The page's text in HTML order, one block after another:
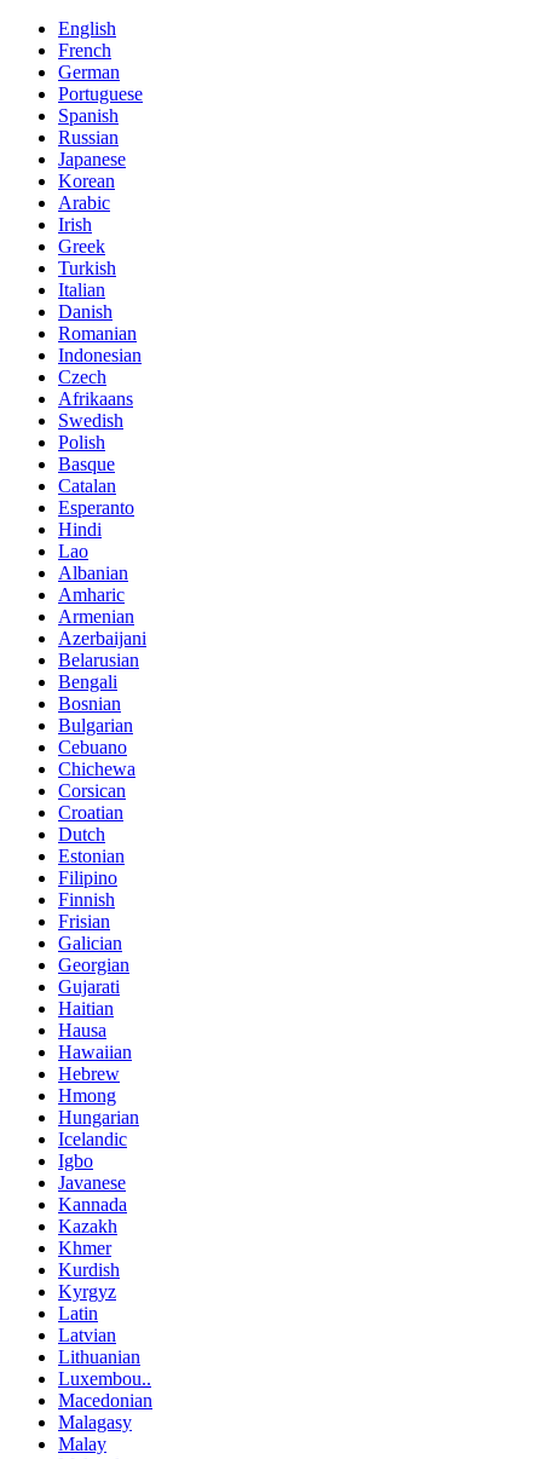
English
French
German
Portuguese
Spanish
Russian
Japanese
Korean
Arabic
Irish
Greek
Turkish
Italian
Danish
Romanian
Indonesian
Czech
Afrikaans
Swedish
Polish
Basque
Catalan
Esperanto
Hindi
Lao
Albanian
Amharic
Armenian
Azerbaijani
Belarusian
Bengali
Bosnian
Bulgarian
Cebuano
Chichewa
Corsican
Croatian
Dutch
Estonian
Filipino
Finnish
Frisian
Galician
Georgian
Gujarati
Haitian
Hausa
Hawaiian
Hebrew
Hmong
Hungarian
Icelandic
Igbo
Javanese
Kannada
Kazakh
Khmer
Kurdish
Kyrgyz
Latin
Latvian
Lithuanian
Luxembou..
Macedonian
Malagasy
Malay